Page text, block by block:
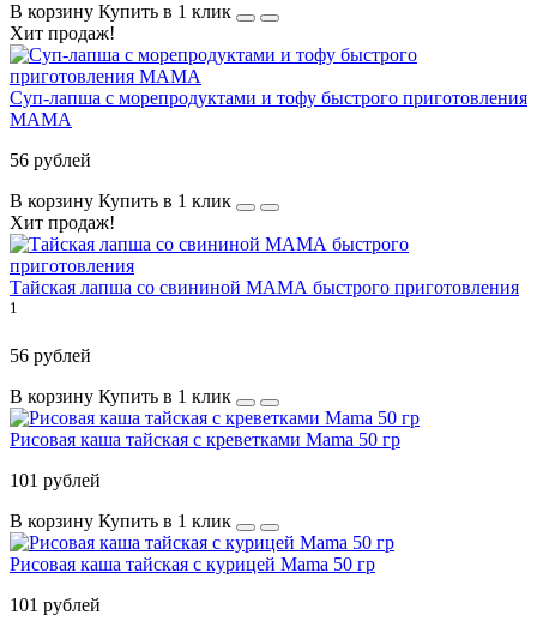
В корзину Купить в 1 клик
Хит продаж!
Суп-лапша с морепродуктами и тофу быстрого приготовления
МАМА
56 рублей
В корзину Купить в 1 клик
Хит продаж!
Тайская лапша со свининой МАМА быстрого приготовления
1
56 рублей
В корзину Купить в 1 клик
Рисовая каша тайская с креветками Mama 50 гр
101 рублей
В корзину Купить в 1 клик
Рисовая каша тайская с курицей Mama 50 гр
101 рублей